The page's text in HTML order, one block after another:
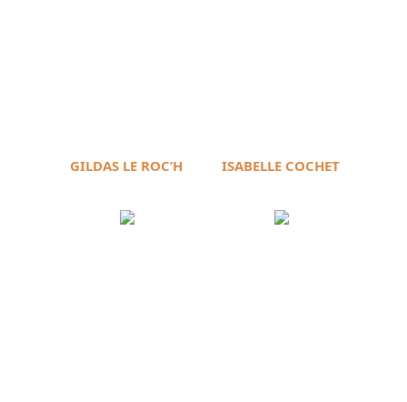
GILDAS LE ROC’H ISABELLE COCHET